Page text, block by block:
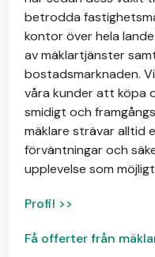
betrodda
kontor över hela
av mäklartjänster
bostadsmarknaden.
våra kunder att köpa
smidigt och
mäklare strävar alltid
förväntningar och
upplevelse som
Profil >>
Få offerter från